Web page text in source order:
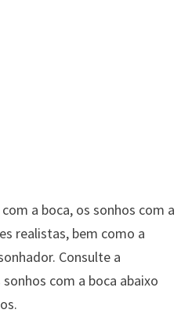
a boca, os sonhos com a
realistas, bem como a
Consulte a
com a boca abaixo